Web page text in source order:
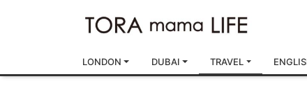
LONDON DUBAI TRAVEL